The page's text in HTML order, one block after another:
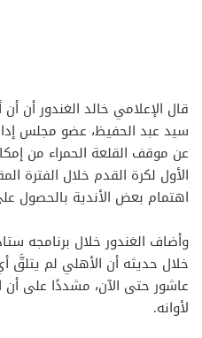
قال الإعلامي خالد الغندور أن
سيد عبد الحفيظ، عضو مجلس
عن موقف القلعة الحمراء من
الأول لكرة القدم خلال الفترة
اهتمام بعض الأندية بالحصول
وأضاف الغندور خلال برنامجه
خلال حديثه أن الأهلي لم
عاشور حتى الآن، مشددًا على
لأوانه.